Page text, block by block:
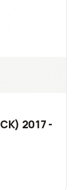
2017 -